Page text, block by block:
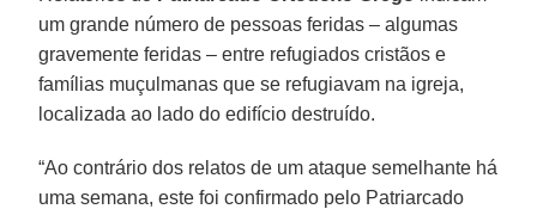
um grande número de pessoas feridas – algumas
gravemente feridas – entre refugiados cristãos e
famílias muçulmanas que se refugiavam na igreja,
localizada ao lado do edifício destruído.
“Ao contrário dos relatos de um ataque semelhante há
uma semana, este foi confirmado pelo Patriarcado